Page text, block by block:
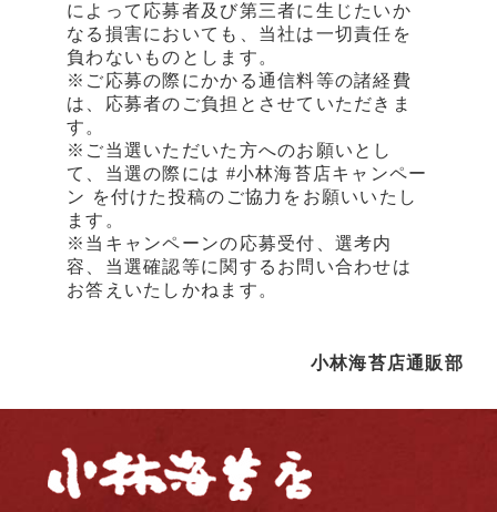
によって応募者及び第三者に生じたいか
なる損害においても、当社は一切責任を
負わないものとします。
※ご応募の際にかかる通信料等の諸経費
は、応募者のご負担とさせていただきま
す。
※ご当選いただいた方へのお願いとし
て、当選の際には #小林海苔店キャンペー
ン を付けた投稿のご協力をお願いいたし
ます。
※当キャンペーンの応募受付、選考内
容、当選確認等に関するお問い合わせは
お答えいたしかねます。
小林海苔店通販部